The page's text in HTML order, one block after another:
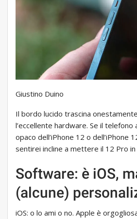
Giustino Duino
Il bordo lucido trascina
l’eccellente hardware. Se il
opaco dell’iPhone 12 o dell’iPhone
sentirei incline a mettere il 12 Pro in
Software: è iOS,
(alcune)
iOS: o lo ami o no. Apple è